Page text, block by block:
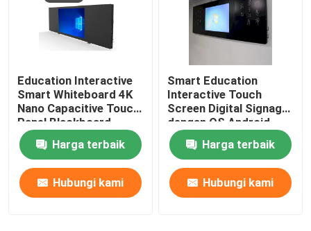
Education Interactive
Smart Whiteboard 4K
Nano Capacitive Touch
Panel Blackboard
Harga terbaik
Hubungi kami
Smart Education
Interactive Touch
Screen Digital Signage
dengan OS Android
11.0/12.0 Built-in
13MP/48MP Camera
Option
Harga terbaik
Hubungi kami